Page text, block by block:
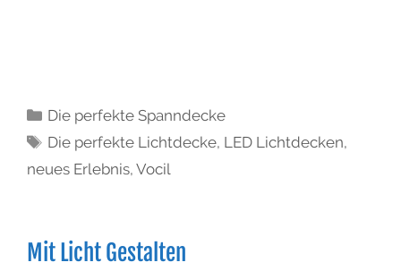
Die perfekte Spanndecke
Die perfekte Lichtdecke, LED Lichtdecken,
neues Erlebnis, Vocil
Mit Licht Gestalten